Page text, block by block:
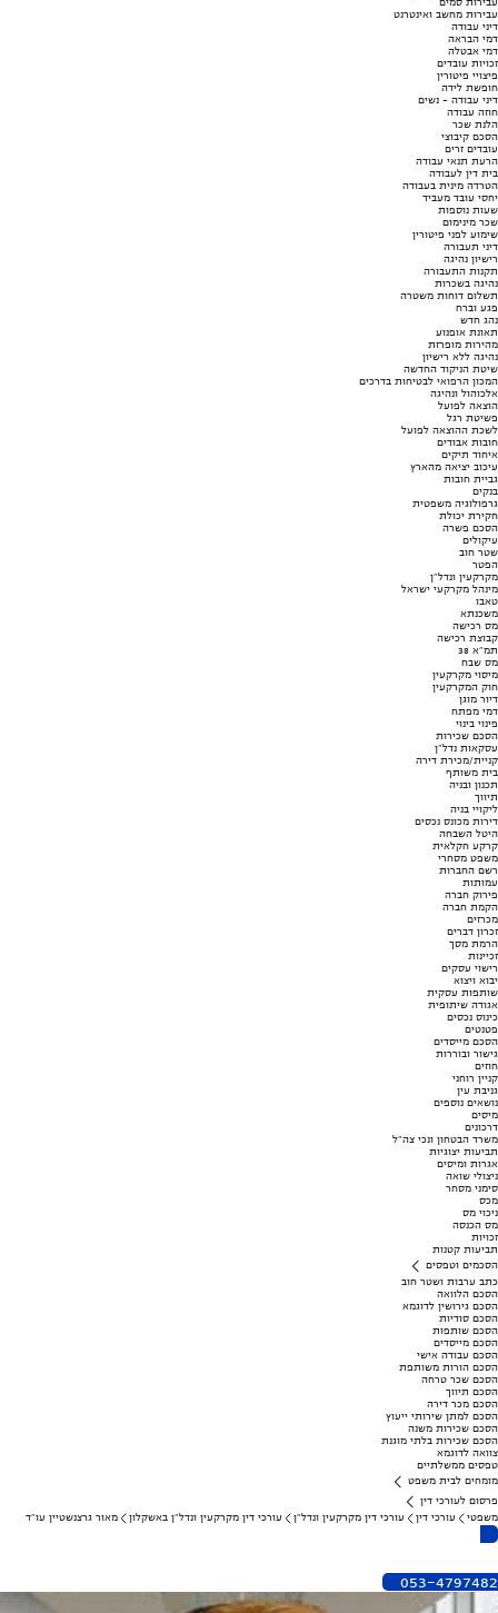
עבירות סמים
עבירות מחשב ואינטרנט
דיני עבודה
דמי הבראה
דמי אבטלה
זכויות עובדים
פיצויי פיטורין
חופשת לידה
דיני עבודה - נשים
חוזה עבודה
הלנת שכר
הסכם קיבוצי
עובדים זרים
הרעת תנאי עבודה
בית דין לעבודה
הטרדה מינית בעבודה
יחסי עובד מעביד
שעות נוספות
שכר מינימום
שימוע לפני פיטורין
דיני תעבורה
רישיון נהיגה
תקנות התעבורה
נהיגה בשכרות
תשלום דוחות משטרה
פגע וברח
נהג חדש
תאונת אופנוע
מהירות מופרזת
נהיגה ללא רישיון
שיטת הניקוד החדשה
המכון הרפואי לבטיחות בדרכים
אלכוהול ונהיגה
הוצאה לפועל
פשיטת רגל
לשכת ההוצאה לפועל
חובות אבודים
איחוד תיקים
עיכוב יציאה מהארץ
גביית חובות
בנקים
גרפולוגיה משפטית
חקירת יכולת
הסכם פשרה
עיקולים
שטר חוב
הפטר
מקרקעין ונדל"ן
מינהל מקרקעי ישראל
טאבו
משכנתא
מס רכישה
קבוצת רכישה
תמ"א 38
מס שבח
מיסוי מקרקעין
חוק המקרקעין
דיור מוגן
דמי מפתח
פינוי בינוי
הסכם שכירות
עסקאות נדל"ן
קניית/מכירת דירה
בית משותף
תכנון ובניה
תיווך
ליקויי בניה
דירות מכונס נכסים
היטל השבחה
קרקע חקלאית
משפט מסחרי
רשם החברות
עמותות
פירוק חברה
הקמת חברה
מכרזים
זכרון דברים
הרמת מסך
זכיינות
רישוי עסקים
יבוא ויצוא
שותפות עסקית
אגודה שיתופית
כינוס נכסים
פטנטים
הסכם מייסדים
גישור ובוררות
חוזים
קניין רוחני
גניבת עין
נושאים נוספים
מיסים
דרכונים
משרד הבטחון ונכי צה"ל
תביעות יצוגיות
אגרות ומיסים
ניצולי שואה
סימני מסחר
מכס
ניכוי מס
מס הכנסה
זכויות
תביעות קטנות
הסכמים וטפסים
כתב ערבות ושטר חוב
הסכם הלוואה
הסכם גירושין לדוגמא
הסכם סודיות
הסכם שותפות
הסכם מייסדים
הסכם עבודה אישי
הסכם הורות משותפת
הסכם שכר טרחה
הסכם תיווך
הסכם מכר דירה
הסכם למתן שירותי ייעוץ
הסכם שכירות משנה
הסכם שכירות בלתי מוגנת
צוואה לדוגמא
טפסים ממשלתיים
מומחים לבית משפט
פרסום לעורכי דין
משפטי
עורכי דין עורכי דין מקרקעין ונדל"ן עורכי דין מקרקעין ונדל"ן באשקלון מאור גרצנשטיין עו"ד
053-4797482